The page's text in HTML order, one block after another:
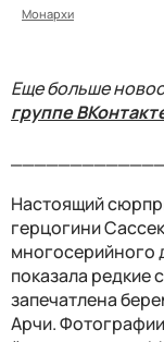
Монархи
Еще больше
группе
Настоящий
герцогини
многосерийного
показала редкие
запечатлена
Арчи.